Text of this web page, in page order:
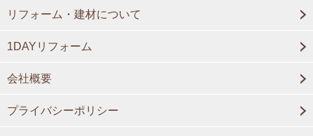
リフォーム・建材について
1DAYリフォーム
会社概要
プライバシーポリシー